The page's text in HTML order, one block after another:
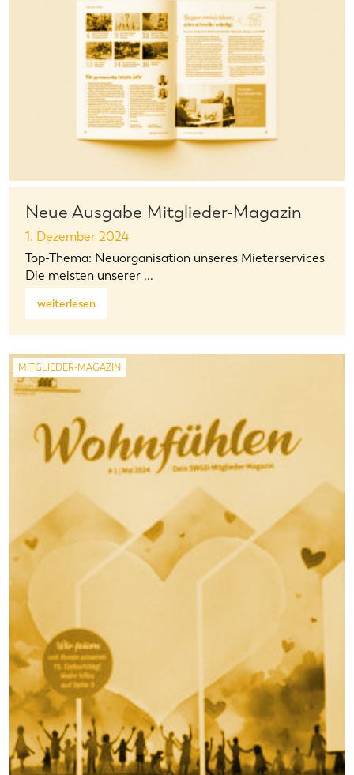
Neue Ausgabe Mitglieder-Magazin
1. Dezember 2024
Top-Thema: Neuorganisation unseres Mieterservices
Die meisten unserer ...
weiterlesen
MITGLIEDER-MAGAZIN